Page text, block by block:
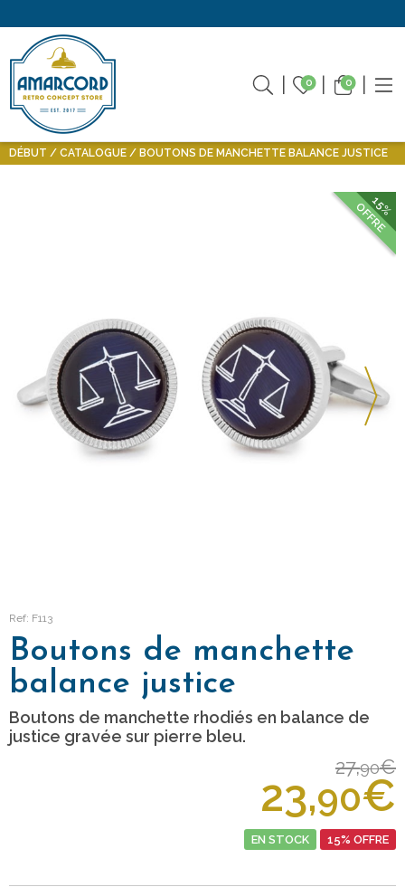
0 0
DÉBUT CATALOGUE BOUTONS DE MANCHETTE BALANCE JUSTICE
15%
OFFRE
Ref: F113
Boutons de manchette
balance justice
Boutons de manchette rhodiés en balance de
justice gravée sur pierre bleu.
27,90€
23,90€
EN STOCK 15% OFFRE